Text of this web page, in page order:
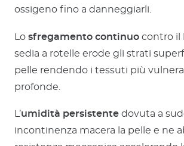
ossigeno fino a danneggiarli.
Lo sfregamento continuo contro il
sedia a rotelle erode gli strati
pelle rendendo i tessuti più
profonde.
L’umidità persistente dovuta a
incontinenza macera la pelle e ne